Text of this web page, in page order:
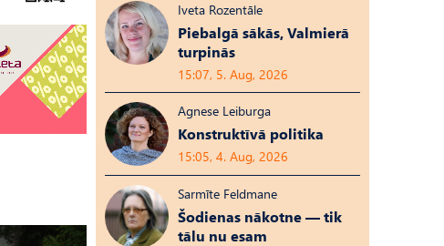
Iveta Rozentāle
Piebalgā sākās, Valmierā
turpinās
15:07, 5. Aug, 2026
Agnese Leiburga
Konstruktīvā politika
15:05, 4. Aug, 2026
Sarmīte Feldmane
Šodienas nākotne — tik
tālu nu esam